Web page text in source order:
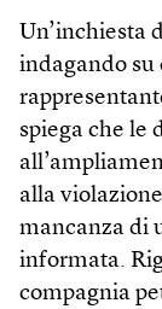
Un’inchiesta
indagando su
spiega che le
alla
mancanza di
informata.
compagnia